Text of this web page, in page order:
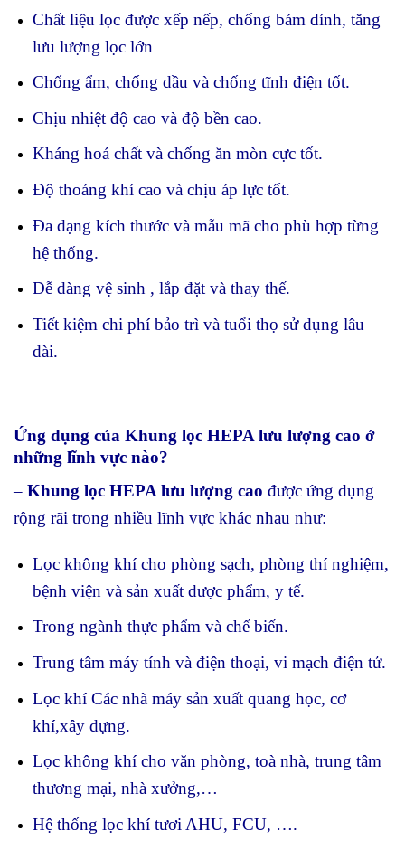
Chất liệu lọc được xếp nếp, chống bám dính, tăng
lưu lượng lọc lớn
Chống ẩm, chống dầu và chống tĩnh điện tốt.
Chịu nhiệt độ cao và độ bền cao.
Kháng hoá chất và chống ăn mòn cực tốt.
Độ thoáng khí cao và chịu áp lực tốt.
Đa dạng kích thước và mẫu mã cho phù hợp từng
hệ thống.
Dễ dàng vệ sinh , lắp đặt và thay thế.
Tiết kiệm chi phí bảo trì và tuổi thọ sử dụng lâu
dài.
Ứng dụng của Khung lọc HEPA lưu lượng cao ở
những lĩnh vực nào?
– Khung lọc HEPA lưu lượng cao được ứng dụng
rộng rãi trong nhiều lĩnh vực khác nhau như:
Lọc không khí cho phòng sạch, phòng thí nghiệm,
bệnh viện và sản xuất dược phẩm, y tế.
Trong ngành thực phẩm và chế biến.
Trung tâm máy tính và điện thoại, vi mạch điện tử.
Lọc khí Các nhà máy sản xuất quang học, cơ
khí,xây dựng.
Lọc không khí cho văn phòng, toà nhà, trung tâm
thương mại, nhà xưởng,…
Hệ thống lọc khí tươi AHU, FCU, ….